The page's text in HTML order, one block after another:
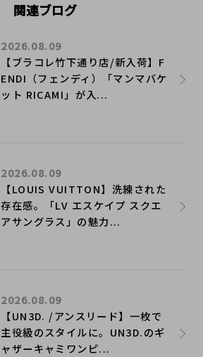
関連ブログ
【ブラコレ竹下通り店/新入荷】F
ENDI（フェンディ）「マンマバケ
ット RICAMI」が入...
2026.08.09
【LOUIS VUITTON】洗練された
存在感。「LV エスケイプ スクエ
アサングラス」の魅力...
2026.08.09
【UN3D. /アンスリード】一枚で
主役級のスタイルに。UN3D.のギ
ャザーキャミワンピ...
2026.08.09